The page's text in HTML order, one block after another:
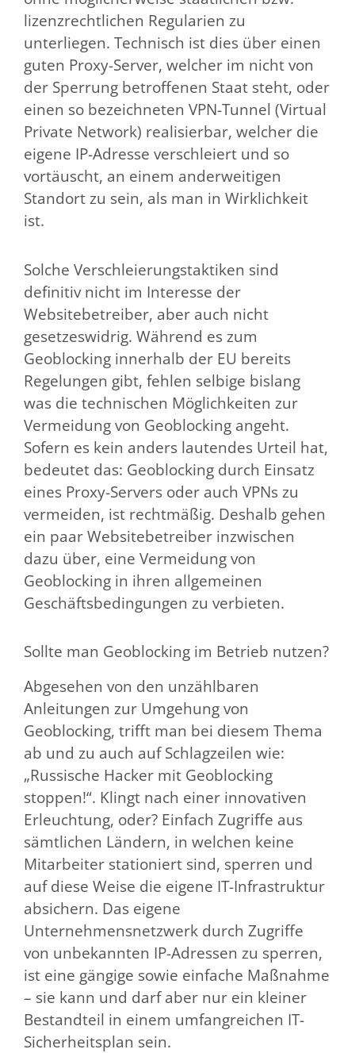
lizenzrechtlichen Regularien zu
unterliegen. Technisch ist dies über einen
guten Proxy-Server, welcher im nicht von
der Sperrung betroffenen Staat steht, oder
einen so bezeichneten VPN-Tunnel (Virtual
Private Network) realisierbar, welcher die
eigene IP-Adresse verschleiert und so
vortäuscht, an einem anderweitigen
Standort zu sein, als man in Wirklichkeit
ist.
Solche Verschleierungstaktiken sind
definitiv nicht im Interesse der
Websitebetreiber, aber auch nicht
gesetzeswidrig. Während es zum
Geoblocking innerhalb der EU bereits
Regelungen gibt, fehlen selbige bislang
was die technischen Möglichkeiten zur
Vermeidung von Geoblocking angeht.
Sofern es kein anders lautendes Urteil hat,
bedeutet das: Geoblocking durch Einsatz
eines Proxy-Servers oder auch VPNs zu
vermeiden, ist rechtmäßig. Deshalb gehen
ein paar Websitebetreiber inzwischen
dazu über, eine Vermeidung von
Geoblocking in ihren allgemeinen
Geschäftsbedingungen zu verbieten.
Sollte man Geoblocking im Betrieb nutzen?
Abgesehen von den unzählbaren
Anleitungen zur Umgehung von
Geoblocking, trifft man bei diesem Thema
ab und zu auch auf Schlagzeilen wie:
„Russische Hacker mit Geoblocking
stoppen!“. Klingt nach einer innovativen
Erleuchtung, oder? Einfach Zugriffe aus
sämtlichen Ländern, in welchen keine
Mitarbeiter stationiert sind, sperren und
auf diese Weise die eigene IT-Infrastruktur
absichern. Das eigene
Unternehmensnetzwerk durch Zugriffe
von unbekannten IP-Adressen zu sperren,
ist eine gängige sowie einfache Maßnahme
– sie kann und darf aber nur ein kleiner
Bestandteil in einem umfangreichen IT-
Sicherheitsplan sein.